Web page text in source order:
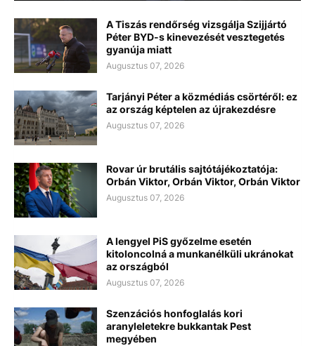
A Tiszás rendőrség vizsgálja Szijjártó
Péter BYD-s kinevezését vesztegetés
gyanúja miatt
Augusztus 07, 2026
Tarjányi Péter a közmédiás csörtéről: ez
az ország képtelen az újrakezdésre
Augusztus 07, 2026
Rovar úr brutális sajtótájékoztatója:
Orbán Viktor, Orbán Viktor, Orbán Viktor
Augusztus 07, 2026
A lengyel PiS győzelme esetén
kitoloncolná a munkanélküli ukránokat
az országból
Augusztus 07, 2026
Szenzációs honfoglalás kori
aranyleletekre bukkantak Pest
megyében